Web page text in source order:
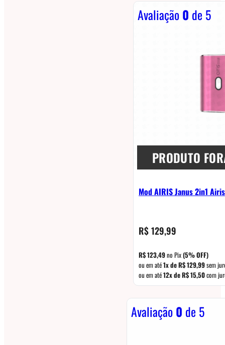
Avaliação0 de 5
PRODUTO
Mod AIRIS Janus 2in1
R$129,99
R$123,49no Pix(5% OFF)
ou em até1x deR$129,99sem
ou em até12x deR$15,50com
Avaliação0 de 5